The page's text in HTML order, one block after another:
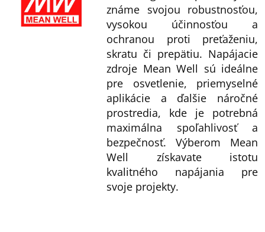
známe svojou robustnosťou,
vysokou účinnosťou a
ochranou proti preťaženiu,
skratu či prepätiu. Napájacie
zdroje Mean Well sú ideálne
pre osvetlenie, priemyselné
aplikácie a ďalšie náročné
prostredia, kde je potrebná
maximálna spoľahlivosť a
bezpečnosť. Výberom Mean
Well získavate istotu
kvalitného napájania pre
svoje projekty.